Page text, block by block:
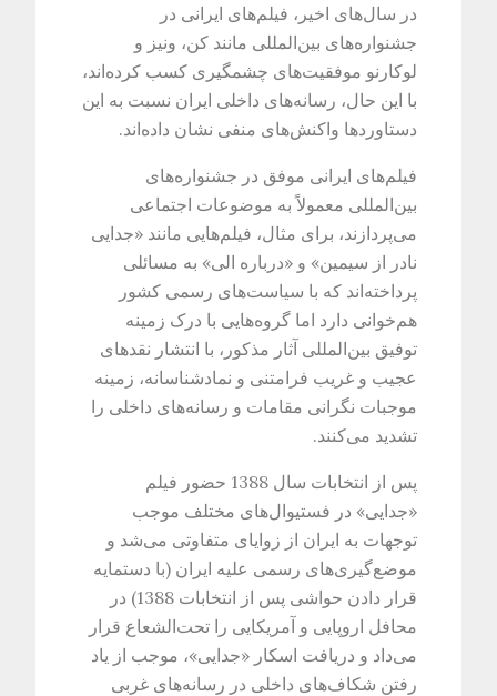
در سال‌های اخیر، فیلم‌های ایرانی در
جشنواره‌های بین‌المللی مانند کن، ونیز و
لوکارنو موفقیت‌های چشمگیری کسب کرده‌اند،
با این حال، رسانه‌های داخلی ایران نسبت به این
دستاوردها واکنش‌های منفی نشان داده‌اند.
فیلم‌های ایرانی موفق در جشنواره‌های
بین‌المللی معمولاً به موضوعات اجتماعی
می‌پردازند، برای مثال، فیلم‌هایی مانند «جدایی
نادر از سیمین» و «درباره الی» به مسائلی
پرداخته‌اند که با سیاست‌های رسمی کشور
هم‌خوانی دارد اما گروه‌هایی با درک زمینه
توفیق بین‌المللی آثار مذکور، با انتشار نقدهای
عجیب و غریب فرامتنی و نمادشناسانه، زمینه
موجبات نگرانی مقامات و رسانه‌های داخلی را
تشدید می‌کنند.
پس از انتخابات سال 1388 حضور فیلم
«جدایی» در فستیوال‌های مختلف موجب
توجهات به ایران از زوایای متفاوتی ‌می‌شد و
موضع‌گیری‌های رسمی علیه ایران (با دستمایه
قرار دادن حواشی پس از انتخابات 1388) در
محافل اروپایی و آمریکایی را تحت‌الشعاع قرار
می‌داد و دریافت اسکار «جدایی»، موجب از یاد
رفتن شکاف‌های داخلی در رسانه‌های غربی